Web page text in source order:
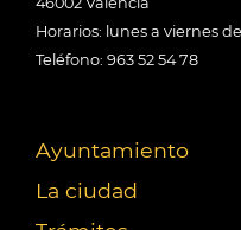
Horarios: lunes a viernes
Teléfono: 963 52 54 78
Ayuntamiento
La ciudad